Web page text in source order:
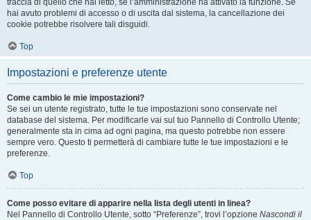
traccia di quello che hai letto, se l’amministrazione ha attivato la funzione. Se
hai avuto problemi di accesso o di uscita dal sistema, la cancellazione dei
cookie potrebbe risolvere tali disguidi.
Top
Impostazioni e preferenze utente
Come cambio le mie impostazioni?
Se sei un utente registrato, tutte le tue impostazioni sono conservate nel
database del sistema. Per modificarle vai sul tuo Pannello di Controllo Utente;
generalmente sta in cima ad ogni pagina, ma questo potrebbe non essere
sempre vero. Questo ti permetterà di cambiare tutte le tue impostazioni e le
preferenze.
Top
Come posso evitare di apparire nella lista degli utenti in linea?
Nel Pannello di Controllo Utente, sotto “Preferenze”, trovi l’opzione Nascondi il